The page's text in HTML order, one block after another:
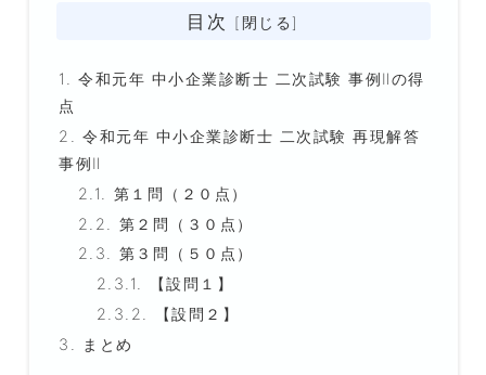
目次
令和元年 中小企業診断士 二次試験 事例Ⅱの得
点
令和元年 中小企業診断士 二次試験 再現解答
事例Ⅱ
第１問（２０点）
第２問（３０点）
第３問（５０点）
【設問１】
【設問２】
まとめ